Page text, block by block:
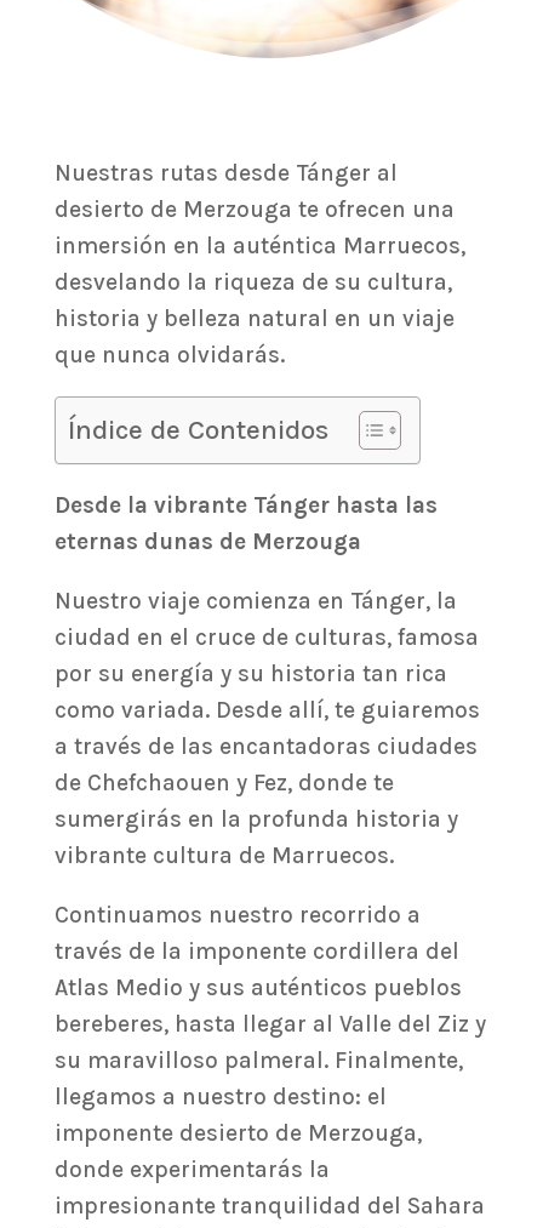
Nuestras rutas desde Tánger al
desierto de Merzouga te ofrecen una
inmersión en la auténtica Marruecos,
desvelando la riqueza de su cultura,
historia y belleza natural en un viaje
que nunca olvidarás.
Índice de Contenidos
Desde la vibrante Tánger hasta las
eternas dunas de Merzouga
Nuestro viaje comienza en Tánger, la
ciudad en el cruce de culturas, famosa
por su energía y su historia tan rica
como variada. Desde allí, te guiaremos
a través de las encantadoras ciudades
de Chefchaouen y Fez, donde te
sumergirás en la profunda historia y
vibrante cultura de Marruecos.
Continuamos nuestro recorrido a
través de la imponente cordillera del
Atlas Medio y sus auténticos pueblos
bereberes, hasta llegar al Valle del Ziz y
su maravilloso palmeral. Finalmente,
llegamos a nuestro destino: el
imponente desierto de Merzouga,
donde experimentarás la
impresionante tranquilidad del Sahara